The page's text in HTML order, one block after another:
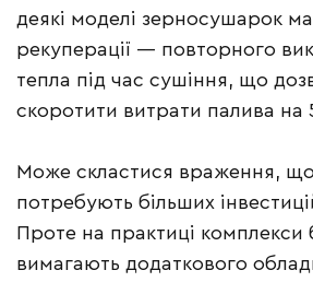
деякі моделі зерносушарок
рекуперації — повторного
тепла під час сушіння, що
скоротити витрати палива на
Може скластися враження, що
потребують більших
Проте на практиці комплекси
вимагають додаткового